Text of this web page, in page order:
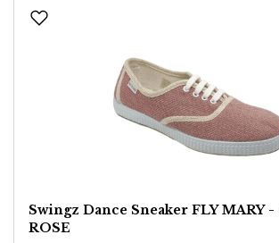
Swingz Dance Sneaker FLY MARY
ROSE